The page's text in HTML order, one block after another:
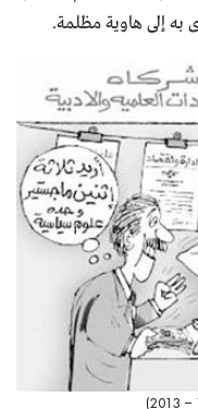
به إلى هاوية مظلمة.